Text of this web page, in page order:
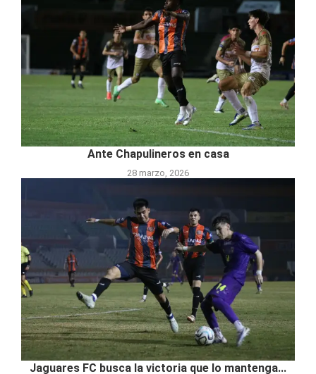
Ante Chapulineros en casa
28 marzo, 2026
Jaguares FC busca la victoria que lo mantenga...